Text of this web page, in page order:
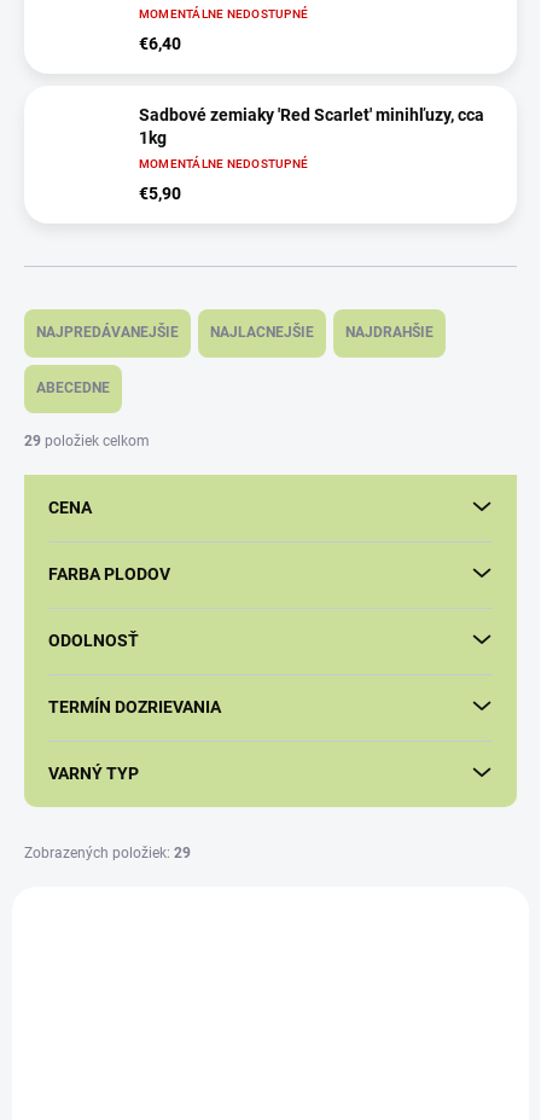
MOMENTÁLNE NEDOSTUPNÉ
€6,40
Sadbové zemiaky 'Red Scarlet' minihľuzy, cca
1kg
MOMENTÁLNE NEDOSTUPNÉ
€5,90
R
d
n
i
NAJPREDÁVANEJŠIE NAJLACNEJŠIE NAJDRAHŠIE
ABECEDNE
29 položiek celkom
CENA
FARBA PLODOV
ODOLNOSŤ
TERMÍN DOZRIEVANIA
VARNÝ TYP
Zobrazených položiek: 29